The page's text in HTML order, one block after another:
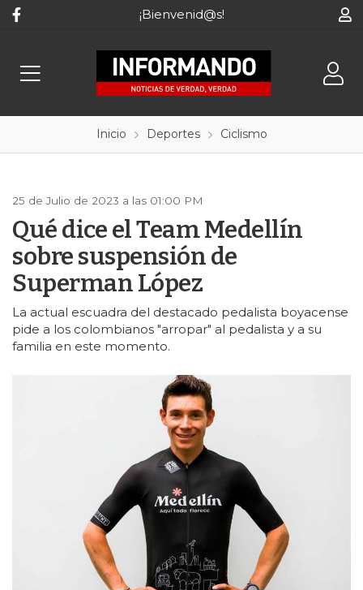
¡Bienvenid@s!
Inicio Deportes Ciclismo
25 de Julio de 2023 a las 01:00 PM
Qué dice el Team Medellín
sobre suspensión de
Superman López
La actual escuadra del destacado pedalista boyacense
pide a los colombianos "arropar" al pedalista y a su
familia en este momento.